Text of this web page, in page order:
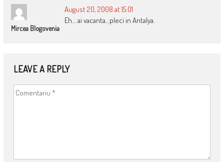
Mircea Blogovenia
August 20, 2008 at 15:01
Eh… ai vacanta…pleci in Antalya.
LEAVE A REPLY